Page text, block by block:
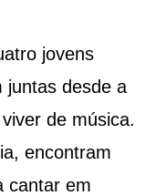
jovens
juntas desde a
de música.
encontram
cantar em